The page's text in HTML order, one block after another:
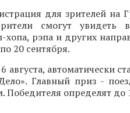
для зрителей
смогут увидеть
хопа, рэпа и других
20 сентября.
августа, автоматически
Главный приз -
определят до